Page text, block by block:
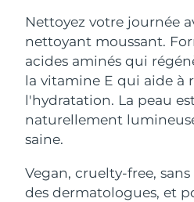
Nettoyez votre journée
nettoyant moussant.
acides aminés qui
la vitamine E qui aide à
l'hydratation. La peau
naturellement
saine.
Vegan, cruelty-free,
des dermatologues, et